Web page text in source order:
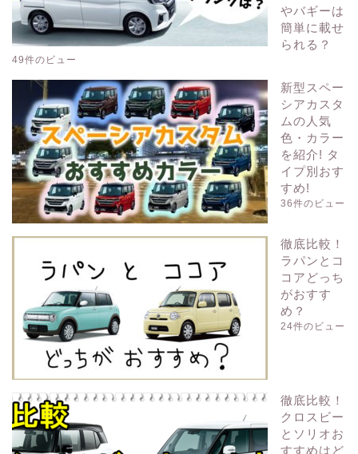
やバギーは
簡単に載せ
られる？
49件のビュー
新型スペー
シアカスタ
ムの人気
色・カラー
を紹介! タ
イプ別おす
すめ!
36件のビュー
徹底比較！
ラパンとコ
コアどっち
がおすす
め？
24件のビュー
徹底比較！
クロスビー
とソリオお
すすめはど